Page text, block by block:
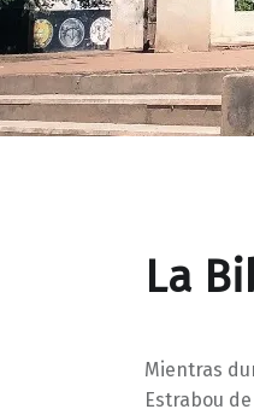
La
Mientras
Estrabou